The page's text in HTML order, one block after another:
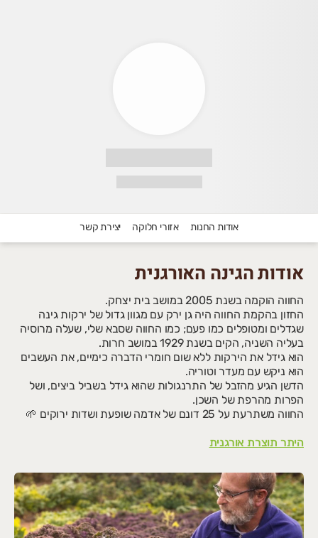
לפרטים נוספים - דברו איתנו💚
הצטרפו בחינם למועדון החברים של
ותהנו ממתנת הצטרפות מפנקת, צבירת נקודות בכל
להצטרפות לחצו על הלינק 👇🏼
מחכים לכם בגינה💚
https://vcd.bz/577G2p
הגינה האורגנית - בית יצחק
אודות החנות אזורי חלוקה יצירת קשר
אודות הגינה האורגנית
החווה הוקמה בשנת 2005 במושב בית יצחק.
החזון בהקמת החווה היה גן ירק עם מגוון גדול של ירקות גינה
שגדלים ומטופלים כמו פעם; כמו החווה שסבא שלי, שעלה מרוסיה
בעליה השניה, הקים בשנת 1929 במושב חרות.
הוא גידל את הירקות ללא שום חומרי הדברה כימיים, את העשבים
הוא ניקש עם מעדר וטוריה.
הדשן הגיע מהזבל של התרנגולות שהוא גידל בשביל ביצים, ושל
הפרות מהרפת של השכן.
החווה משתרעת על 25 דונם של אדמה שופעת ושדות ירוקים 🌱
היתר תוצרת אורגנית